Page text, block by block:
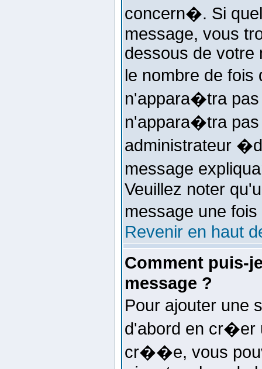
concern�. Si
message, vous
dessous de votre
le nombre de
n'appara�tra
n'appara�tra
administrateur
message
Veuillez noter
message une
Revenir en haut
Comment puis-
message ?
Pour ajouter une
d'abord en cr�er
cr��e, vous